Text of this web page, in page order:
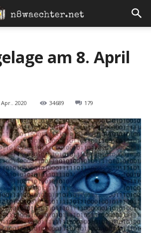
am 8. April
2020 34689 179